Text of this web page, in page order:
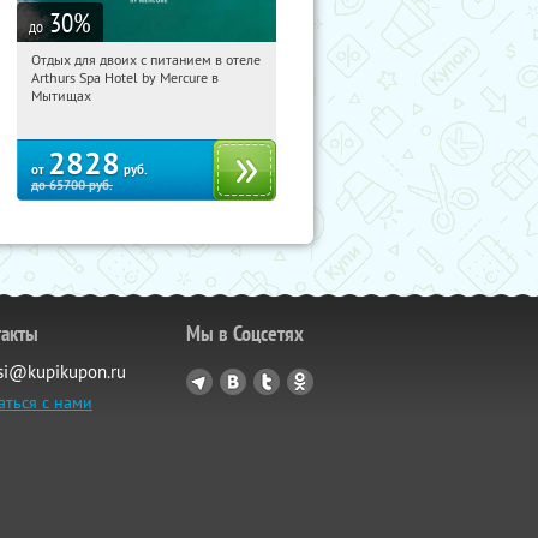
до 30%
09:41:28
Купи первым!
Московская обл., г. Мытищи, д.
Отдых для двоих с питанием в отеле
Arthurs Spa Hotel by Mercure в
Мытищах
от 2828 руб.
до65700руб.
с нами
Мы в Соцсетях